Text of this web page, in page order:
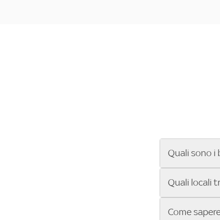
Quali sono i
Se cerchi un
ENILIVE, la
Sky Bar ti
Quali locali
Vuoi sapere
Come